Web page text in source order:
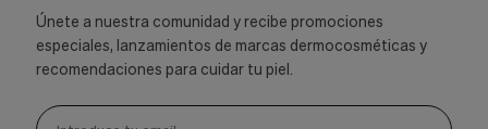
Únete a nuestra comunidad y recibe promociones
especiales, lanzamientos de marcas dermocosméticas y
recomendaciones para cuidar tu piel.